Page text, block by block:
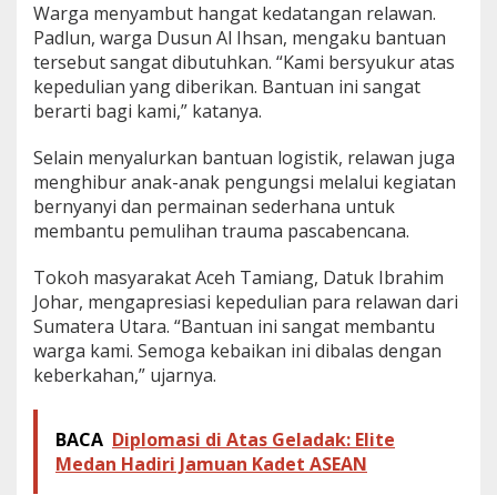
Warga menyambut hangat kedatangan relawan.
Padlun, warga Dusun Al Ihsan, mengaku bantuan
tersebut sangat dibutuhkan. “Kami bersyukur atas
kepedulian yang diberikan. Bantuan ini sangat
berarti bagi kami,” katanya.
Selain menyalurkan bantuan logistik, relawan juga
menghibur anak-anak pengungsi melalui kegiatan
bernyanyi dan permainan sederhana untuk
membantu pemulihan trauma pascabencana.
Tokoh masyarakat Aceh Tamiang, Datuk Ibrahim
Johar, mengapresiasi kepedulian para relawan dari
Sumatera Utara. “Bantuan ini sangat membantu
warga kami. Semoga kebaikan ini dibalas dengan
keberkahan,” ujarnya.
BACA Diplomasi di Atas Geladak: Elite
Medan Hadiri Jamuan Kadet ASEAN